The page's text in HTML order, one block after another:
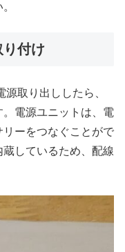
付け
取り出ししたら、
電源ユニットは、電
ーをつなぐことがで
しているため、配線